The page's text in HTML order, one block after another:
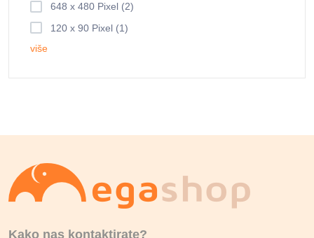
648 x 480 Pixel (2)
120 x 90 Pixel (1)
više
Kako nas kontaktirate?